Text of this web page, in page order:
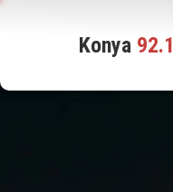
Konya 92.1